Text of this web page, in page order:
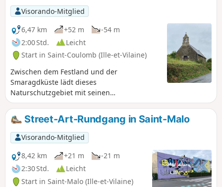
Visorando-Mitglied
6,47 km
+52 m
-54 m
2:00 Std.
Leicht
Start in Saint-Coulomb (Ille-et-Vilaine)
Zwischen dem Festland und der
Smaragdküste lädt dieses
Naturschutzgebiet mit seinen
farbenprächtigen Panoramen zum Wandern
ein. Atmen Sie die Bretagne zwischen Saint-
Malo und Saint-Coulomb ein und genießen
Sie die frische Luft auf dem Zöllnerpfad, an
den Stränden, den windigen Landzungen
und im Landesinneren. Entdecken Sie die
versteckten Kapellen und prächtigen
Herrenhäuser.
Street-Art-Rundgang in Saint-Malo
Visorando-Mitglied
8,42 km
+21 m
-21 m
2:30 Std.
Leicht
Start in Saint-Malo (Ille-et-Vilaine)